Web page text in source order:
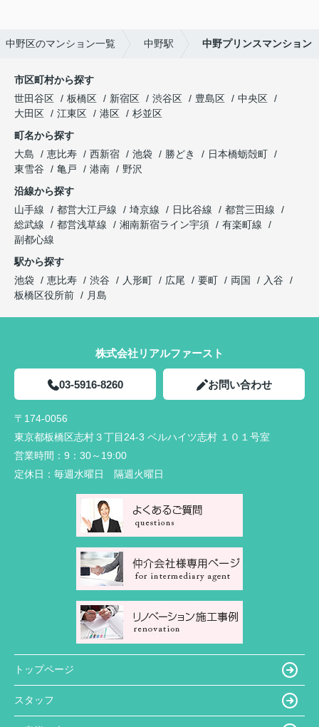
中野区のマンション一覧 中野駅 中野プリンスマンション
市区町村から探す
世田谷区
板橋区 新宿区 渋谷区 豊島区
中央区
大田区
江東区 港区
杉並区
町名から探す
大島
恵比寿 西新宿 池袋 勝どき
日本橋蛎殻町
東雪谷
亀戸 港南
野沢
沿線から探す
山手線
都営大江戸線 埼京線 日比谷線
都営三田線
総武線
都営浅草線 湘南新宿ライン宇須
有楽町線
副都心線
駅から探す
池袋
恵比寿 渋谷 人形町 広尾 要町 両国
入谷
板橋区役所前
月島
株式会社リアルファースト
03-5916-8260 お問い合わせ
〒174-0056
東京都板橋区志村３丁目24-3 ベルハイツ志村 １０１号室
営業時間： 9：30～19:00
定休日： 毎週水曜日 隔週火曜日
トップページ
スタッフ